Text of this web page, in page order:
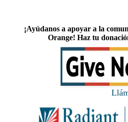
¡Ayúdanos a apoyar a la
Orange! Haz tu